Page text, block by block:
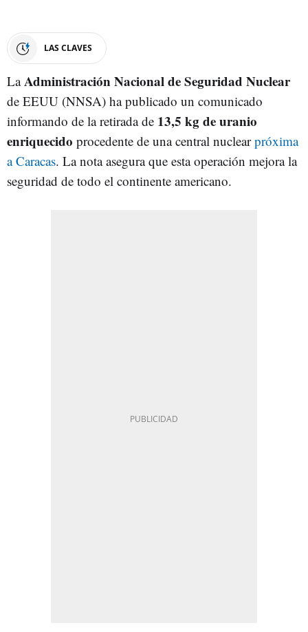
LAS CLAVES
LaAdministración Nacional de Seguridad Nuclear
de EEUU (NNSA) ha publicado un comunicado
informando de la retirada de 13,5 kg de uranio
enriquecido procedente de una central nuclearpróxima
a Caracas. La nota asegura que esta operación mejora la
seguridad de todo el continente americano.